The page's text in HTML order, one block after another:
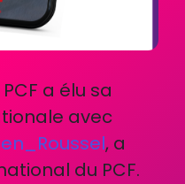
a élu sa
avec
, a
du PCF.